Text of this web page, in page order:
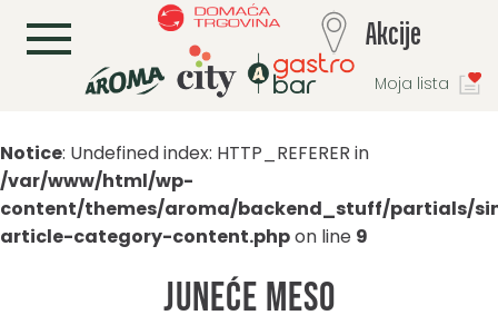
Moja lista
L Akcije
Notice: Undefined index: HTTP_REFERER in
/var/www/html/wp-
content/themes/aroma/backend_stuff/partials/
article-category-content.phpon line 9
Juneće meso